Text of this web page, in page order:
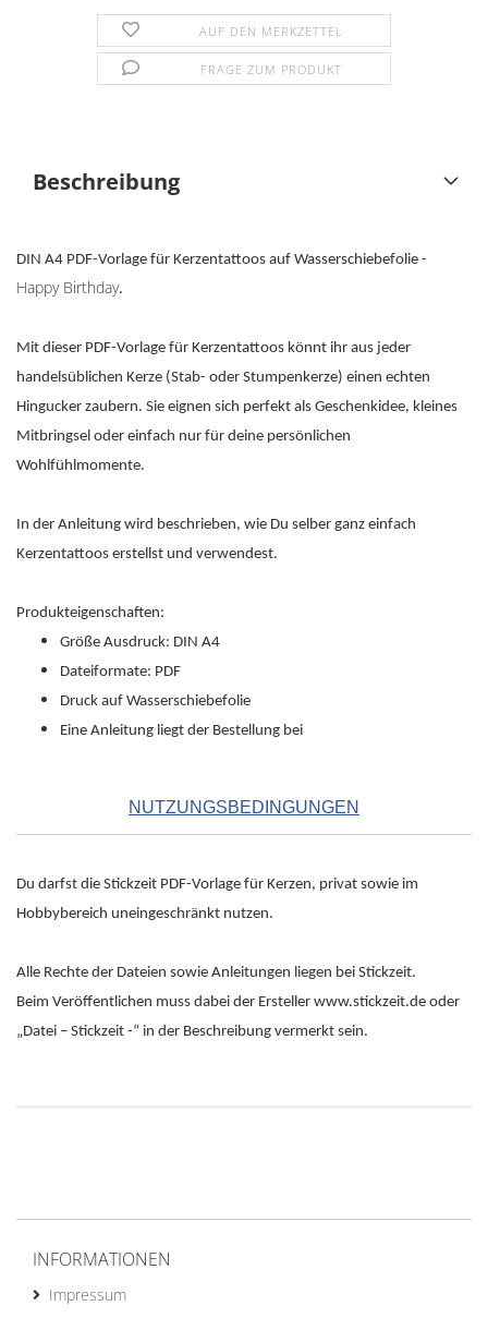
AUF DEN MERKZETTEL
FRAGE ZUM PRODUKT
Beschreibung
DIN A4 PDF-Vorlage für Kerzentattoos auf Wasserschiebefolie -
Happy Birthday.
Mit dieser PDF-Vorlage für Kerzentattoos könnt ihr aus jeder
handelsüblichen Kerze (Stab- oder Stumpenkerze) einen echten
Hingucker zaubern. Sie eignen sich perfekt als Geschenkidee, kleines
Mitbringsel oder einfach nur für deine persönlichen
Wohlfühlmomente.
In der Anleitung wird beschrieben, wie Du selber ganz einfach
Kerzentattoos erstellst und verwendest.
Produkteigenschaften:
Größe Ausdruck: DIN A4
Dateiformate: PDF
Druck auf Wasserschiebefolie
Eine Anleitung liegt der Bestellung bei
NUTZUNGSBEDINGUNGEN
Du darfst die Stickzeit PDF-Vorlage für Kerzen, privat sowie im
Hobbybereich uneingeschränkt nutzen.
Alle Rechte der Dateien sowie Anleitungen liegen bei Stickzeit.
Beim Veröffentlichen muss dabei der Ersteller www.stickzeit.de oder
„Datei – Stickzeit -“ in der Beschreibung vermerkt sein.
INFORMATIONEN
Impressum